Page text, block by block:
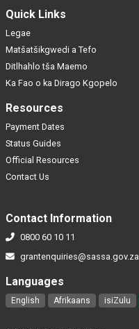
Quick Links
Legae
Matšatšikgwedi a Tefo
Ditlhahlo tša Maemo
Ka Fao o ka Dirago Kgopelo
Resources
Payment Dates
Status Guides
Official Resources
Contact Us
Contact Information
0800 60 10 11
grantenquiries@sassa.gov.za
Languages
English Afrikaans isiZulu